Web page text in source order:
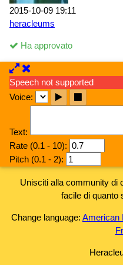
2015-10-09 19:11
heracleums
Ha approvato
Speech not supported
Voice:
Text:
Rate (0.1 - 10):
Pitch (0.1 - 2):
Unisciti alla community di
facile di quanto
Change language: American